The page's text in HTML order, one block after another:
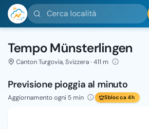
Cerca località
Tempo Münsterlingen
Canton Turgovia, Svizzera · 411 m
Previsione pioggia al minuto
Aggiornamento ogni 5 min Sblocca 4h